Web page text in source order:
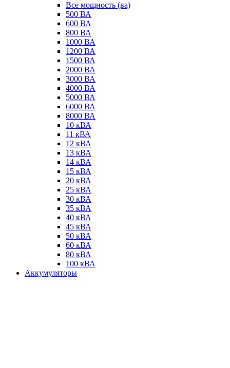
Все мощность (ва)
500 ВА
600 ВА
800 ВА
1000 ВА
1200 ВА
1500 ВА
2000 ВА
3000 ВА
4000 ВА
5000 ВА
6000 ВА
8000 ВА
10 кВА
11 кВА
12 кВА
13 кВА
14 кВА
15 кВА
20 кВА
25 кВА
30 кВА
35 кВА
40 кВА
45 кВА
50 кВА
60 кВА
80 кВА
100 кВА
Аккумуляторы